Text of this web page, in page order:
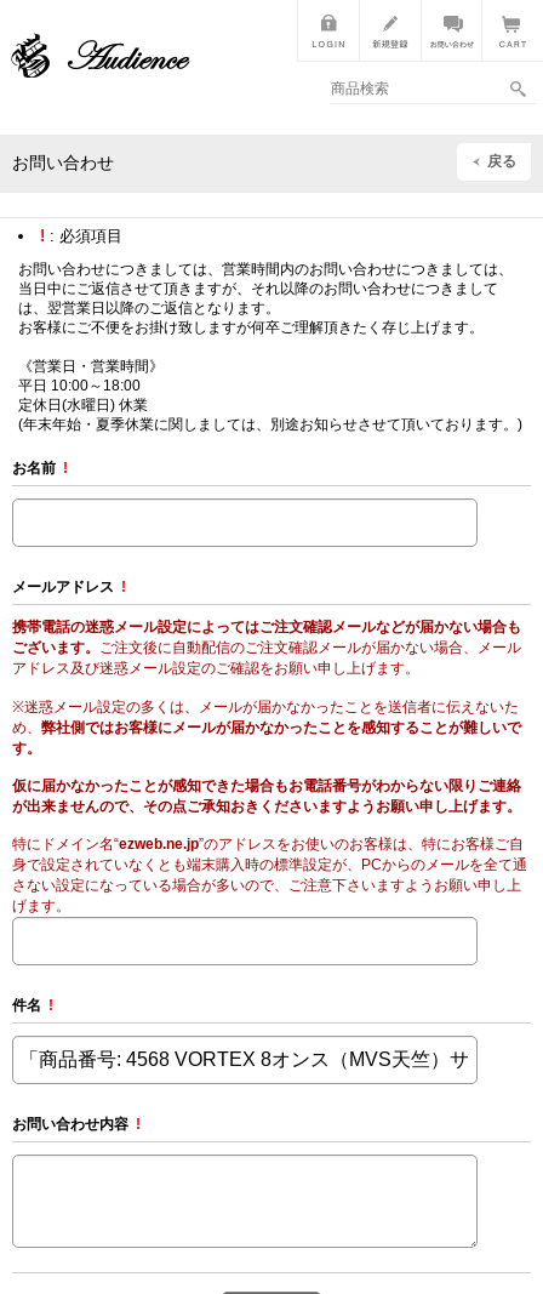
お問い合わせ 戻る
! : 必須項目
お問い合わせにつきましては、営業時間内のお問い合わせにつきましては、
当日中にご返信させて頂きますが、それ以降のお問い合わせにつきまして
は、翌営業日以降のご返信となります。
お客様にご不便をお掛け致しますが何卒ご理解頂きたく存じ上げます。
《営業日・営業時間》
平日 10:00～18:00
定休日(水曜日) 休業
(年末年始・夏季休業に関しましては、別途お知らせさせて頂いております。)
お名前 !
メールアドレス !
携帯電話の迷惑メール設定によってはご注文確認メールなどが届かない場合も
ございます。 ご注文後に自動配信のご注文確認メールが届かない場合、メール
アドレス及び迷惑メール設定のご確認をお願い申し上げます。
※迷惑メール設定の多くは、メールが届かなかったことを送信者に伝えないた
め、 弊社側ではお客様にメールが届かなかったことを感知することが難しいで
す。
仮に届かなかったことが感知できた場合もお電話番号がわからない限りご連絡
が出来ませんので、その点ご承知おきくださいますようお願い申し上げます。
特にドメイン名“ezweb.ne.jp”のアドレスをお使いのお客様は、特にお客様ご自
身で設定されていなくとも端末購入時の標準設定が、PCからのメールを全て通
さない設定になっている場合が多いので、ご注意下さいますようお願い申し上
げます。
件名 !
お問い合わせ内容 !